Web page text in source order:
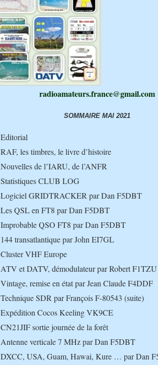
radioamateurs.france@gmail.com
SOMMAIRE MAI 2021
Editorial
RAF, les timbres, le livre d’histoire
Nouvelles de l’IARU, de l’ANFR
Statistiques CLUB LOG
Logiciel GRIDTRACKER par Dan F5DBT
Les QSL en FT8 par Dan F5DBT
Improbable QSO FT8 par Dan F5DBT
144 transatlantique par John EI7GL
Cluster VHF Europe
ATV et DATV, démodulateur par Robert F1TZU
Vintage, remise en état par Jean Claude F4DDF
Technique SDR par François F-80543 (suite)
Expédition Cocos Keeling VK9CE
CN21JIF sortie journée de la forêt
Antenne verticale 7 MHz par Dan F5DBT
DXCC, USA, Guam, Hawai, Kure … par Dan